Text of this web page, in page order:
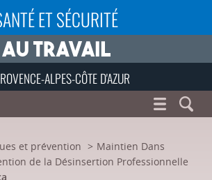
ET SÉCURITÉ
ALPES-CÔTE D'AZUR
et prévention
Maintien Dans
de la Désinsertion Professionnelle